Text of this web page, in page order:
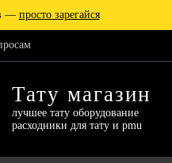
— просто зарегайся
Тату магазин
лучшее тату оборудование
расходники для тату и pmu